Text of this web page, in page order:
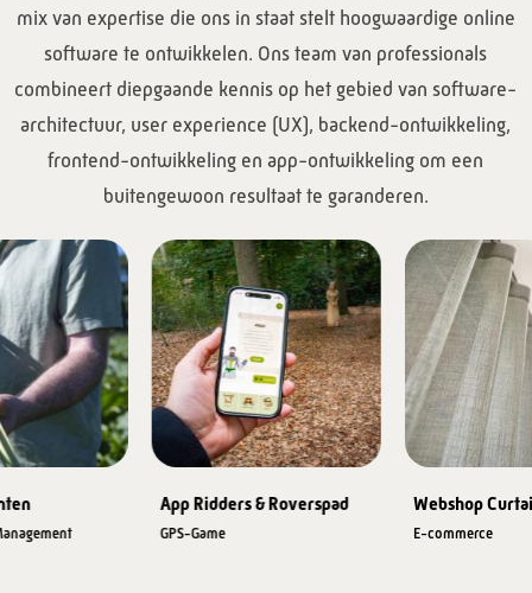
mix van expertise die ons in staat stelt hoogwaardige online
software te ontwikkelen. Ons team van professionals
combineert diepgaande kennis op het gebied van software-
architectuur, user experience (UX), backend-ontwikkeling,
frontend-ontwikkeling en app-ontwikkeling om een
buitengewoon resultaat te garanderen.
App Ridders & Roverspad
GPS-Game
Webshop
E-commerce